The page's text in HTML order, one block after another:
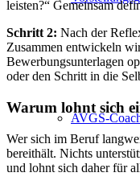
AVGS-
leisten?“ Gemeinsam
Schritt 2: Nach der
Zusammen entwickeln
Bewerbungsunterlagen
oder den Schritt in die
Warum lohnt sich
Wer sich im Beruf
bereithält. Nichts
und lohnt sich daher für